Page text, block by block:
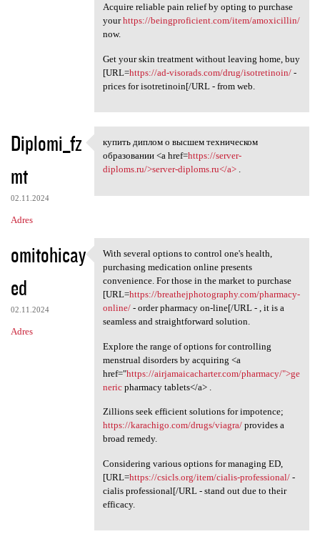
Acquire reliable pain relief by opting to purchase
yourhttps://beingproficient.com/item/amoxicillin/
now.
Get your skin treatment without leaving home, buy
[URL=https://ad-visorads.com/drug/isotretinoin/-
prices for isotretinoin[/URL - from web.
Diplomi_fz
mt
02.11.2024
Adres
купить диплом о высшем
купить диплом о высшем техническом
образовании <a href=https://server-
diploms.ru/>server-diploms.ru</a>.
omitohicay
ed
02.11.2024
Adres
With several options to
With several options to control one's health,
purchasing medication online presents
convenience. For those in the market to purchase
[URL=https://breathejphotography.com/pharmacy-
online/- order pharmacy on-line[/URL - , it is a
seamless and straightforward solution.
Explore the range of options for controlling
menstrual disorders by acquiring <a
href="https://airjamaicacharter.com/pharmacy/">ge
nericpharmacy tablets</a> .
Zillions seek efficient solutions for impotence;
https://karachigo.com/drugs/viagra/provides a
broad remedy.
Considering various options for managing ED,
[URL=https://csicls.org/item/cialis-professional/-
cialis professional[/URL - stand out due to their
efficacy.